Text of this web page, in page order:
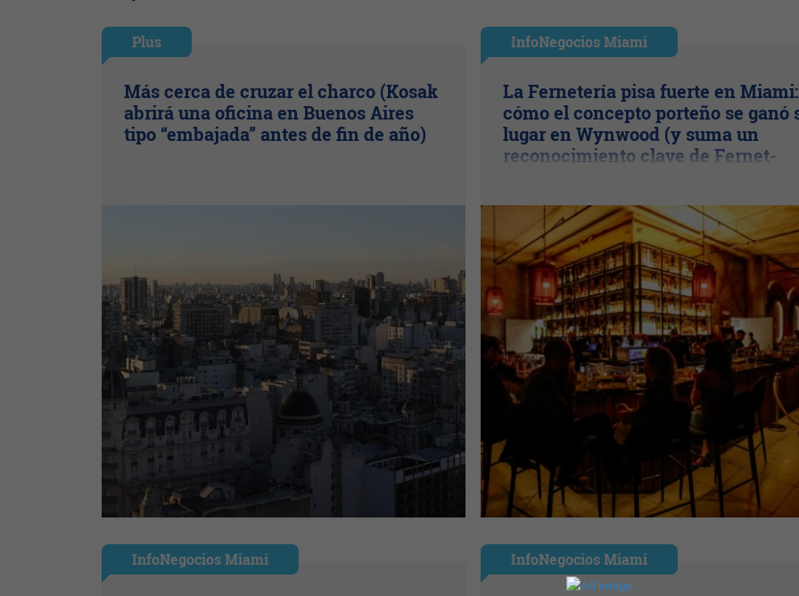
Plus
Más cerca de cruzar el charco (Kosak
abrirá una oficina en Buenos Aires
tipo “embajada” antes de fin de año)
InfoNegocios Miami
La Fernetería pisa fuerte en Miami:
cómo el concepto porteño se ganó
lugar en Wynwood (y suma un
reconocimiento clave de Fernet-
InfoNegocios Miami InfoNegocios Miami